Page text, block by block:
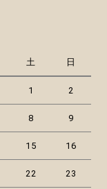
土 日
1 2
8 9
15 16
22 23